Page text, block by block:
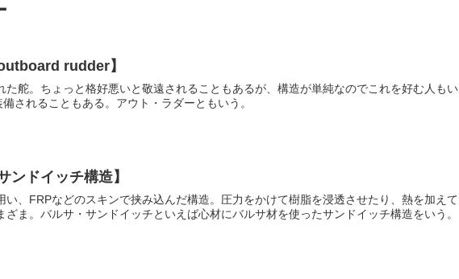
rudder】
た舵。ちょっと格好悪いと敬遠されることもあるが、構造が単純なのでこれを好む人もい
されることもある。アウト・ラダーともいう。
ンドイッチ構造】
い、FRPなどのスキンで挟み込んだ構造。圧力をかけて樹脂を浸透させたり、熱を加えて
ま。バルサ・サンドイッチといえば心材にバルサ材を使ったサンドイッチ構造をいう。